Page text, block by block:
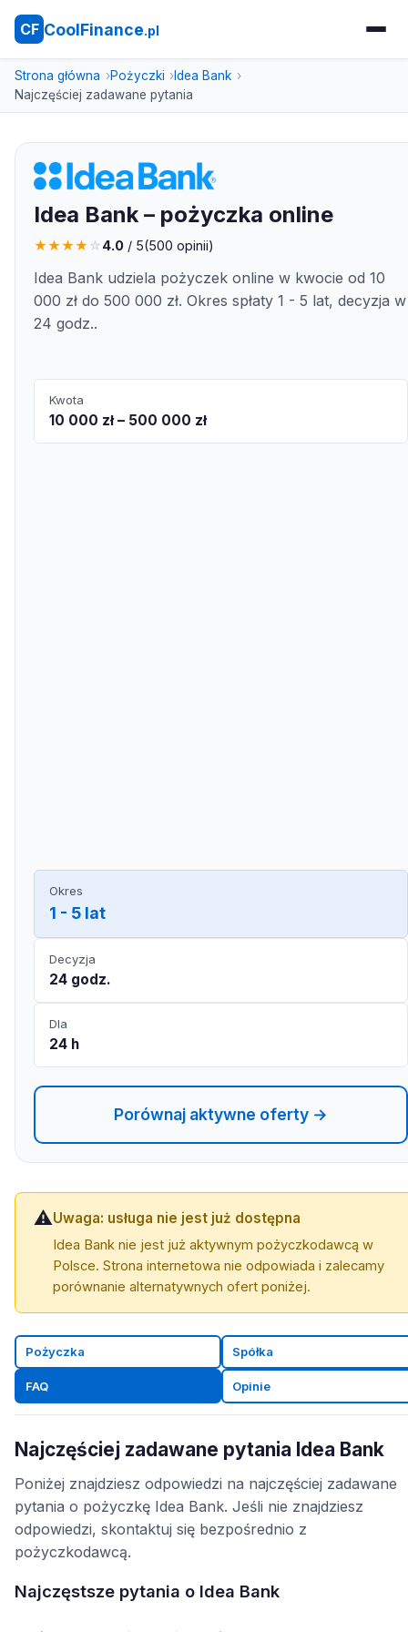
CF CoolFinance.pl
Strona główna Pożyczki
Idea Bank
Najczęściej zadawane pytania
Idea Bank – pożyczka online
★★★★☆4.0 / 5(500 opinii)
Idea Bank udziela pożyczek online w kwocie od 10
000 zł do 500 000 zł. Okres spłaty 1 - 5 lat, decyzja w
24 godz..
Kwota
10 000 zł – 500 000 zł
Okres
1 - 5 lat
Decyzja
24 godz.
Dla
24 h
Porównaj aktywne oferty →
⚠️Uwaga: usługa nie jest już dostępna
Idea Bank nie jest już aktywnym pożyczkodawcą w
Polsce. Strona internetowa nie odpowiada i zalecamy
porównanie alternatywnych ofert poniżej.
Pożyczka Spółka
FAQ Opinie
Najczęściej zadawane pytania Idea Bank
Poniżej znajdziesz odpowiedzi na najczęściej zadawane
pytania o pożyczkę Idea Bank. Jeśli nie znajdziesz
odpowiedzi, skontaktuj się bezpośrednio z
pożyczkodawcą.
Najczęstsze pytania o Idea Bank